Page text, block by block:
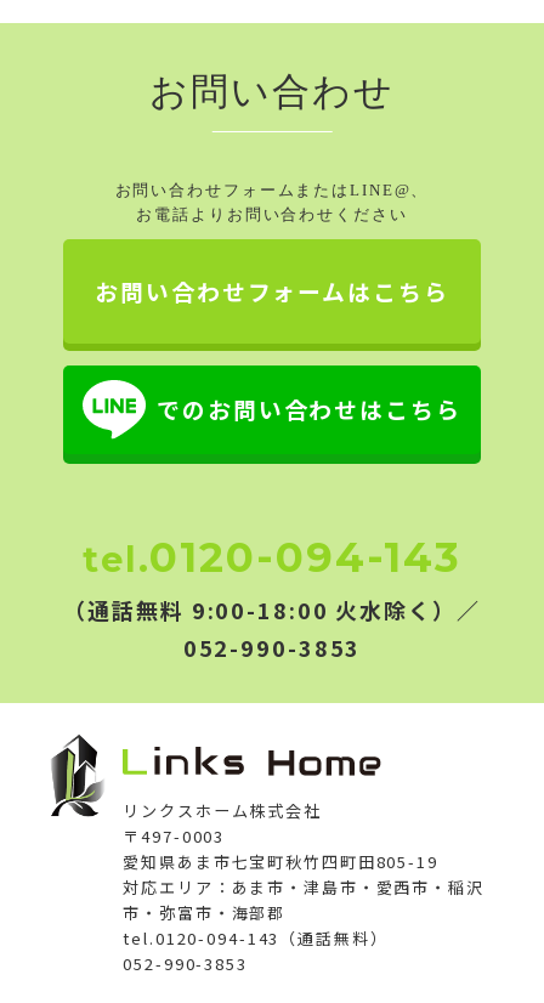
お問い合わせ
お問い合わせフォームまたはLINE@、
お電話よりお問い合わせください
お問い合わせフォームはこちら
でのお問い合わせはこちら
tel.0120-094-143
（通話無料 9:00-18:00 火水除く）／
052-990-3853
リンクスホーム株式会社
〒497-0003
愛知県あま市七宝町秋竹四町田805-19
対応エリア：あま市・津島市・愛西市・稲沢
市・弥富市・海部郡
tel.0120-094-143（通話無料）
052-990-3853